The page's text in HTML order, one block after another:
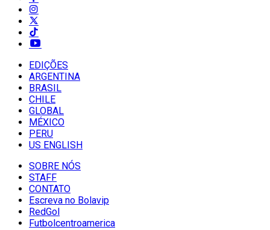
EDIÇÕES
ARGENTINA
BRASIL
CHILE
GLOBAL
MÉXICO
PERU
US ENGLISH
SOBRE NÓS
STAFF
CONTATO
Escreva no Bolavip
RedGol
Futbolcentroamerica